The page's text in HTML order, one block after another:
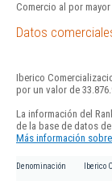
Comercio al por
Datos
Iberico
por un valor de
La información del
de la base de datos de
Más información
Denominación Iberico